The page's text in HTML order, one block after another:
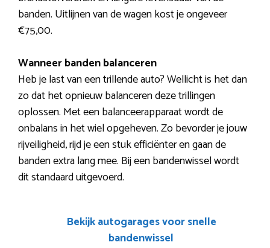
banden. Uitlijnen van de wagen kost je ongeveer
€75,00.
Wanneer banden balanceren
Heb je last van een trillende auto? Wellicht is het dan
zo dat het opnieuw balanceren deze trillingen
oplossen. Met een balanceerapparaat wordt de
onbalans in het wiel opgeheven. Zo bevorder je jouw
rijveiligheid, rijd je een stuk efficiënter en gaan de
banden extra lang mee. Bij een bandenwissel wordt
dit standaard uitgevoerd.
Bekijk autogarages voor snelle
bandenwissel